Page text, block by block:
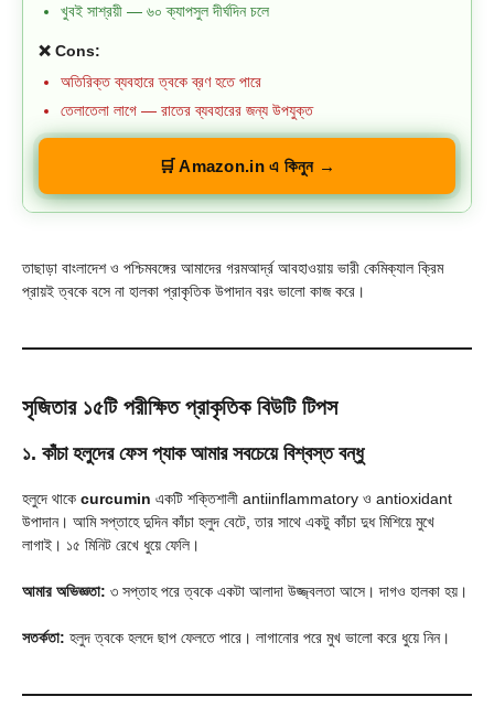
খুবই সাশ্রয়ী — ৬০ ক্যাপসুল দীর্ঘদিন চলে
❌ Cons:
অতিরিক্ত ব্যবহারে ত্বকে ব্রণ হতে পারে
তেলাতেলা লাগে — রাতের ব্যবহারের জন্য উপযুক্ত
🛒 Amazon.in এ কিনুন →
তাছাড়া বাংলাদেশ ও পশ্চিমবঙ্গের আমাদের গরমআর্দ্র আবহাওয়ায় ভারী কেমিক্যাল ক্রিম
প্রায়ই ত্বকে বসে না হালকা প্রাকৃতিক উপাদান বরং ভালো কাজ করে।
সৃজিতার ১৫টি পরীক্ষিত প্রাকৃতিক বিউটি টিপস
১. কাঁচা হলুদের ফেস প্যাক আমার সবচেয়ে বিশ্বস্ত বন্ধু
হলুদে থাকে curcumin একটি শক্তিশালী antiinflammatory ও antioxidant
উপাদান। আমি সপ্তাহে দুদিন কাঁচা হলুদ বেটে, তার সাথে একটু কাঁচা দুধ মিশিয়ে মুখে
লাগাই। ১৫ মিনিট রেখে ধুয়ে ফেলি।
আমার অভিজ্ঞতা: ৩ সপ্তাহ পরে ত্বকে একটা আলাদা উজ্জ্বলতা আসে। দাগও হালকা হয়।
সতর্কতা: হলুদ ত্বকে হলদে ছাপ ফেলতে পারে। লাগানোর পরে মুখ ভালো করে ধুয়ে নিন।